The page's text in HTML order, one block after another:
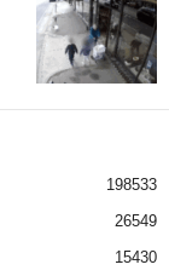
198533
26549
15430